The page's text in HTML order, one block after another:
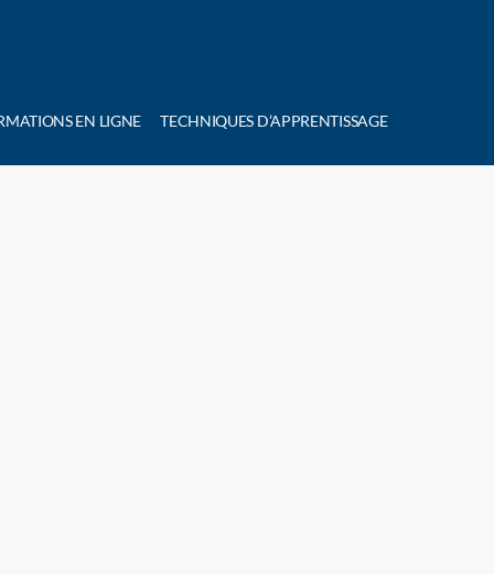
EN LIGNE TECHNIQUES D’APPRENTISSAGE